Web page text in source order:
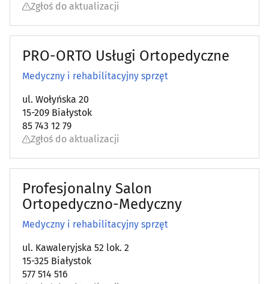
Wenerologia(1)
Zgłoś do aktualizacji
PRO-ORTO Usługi Ortopedyczne
Medyczny i rehabilitacyjny sprzęt
ul. Wołyńska 20
15-209 Białystok
85 743 12 79
Zgłoś do aktualizacji
Profesjonalny Salon
Ortopedyczno-Medyczny
Medyczny i rehabilitacyjny sprzęt
ul. Kawaleryjska 52 lok. 2
15-325 Białystok
577 514 516